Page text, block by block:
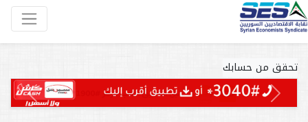
تحقق من حسابك
Previous
Next